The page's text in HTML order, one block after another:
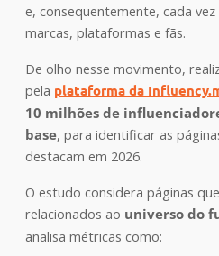
e, consequentemente, cada
marcas, plataformas e fãs.
De olho nesse movimento,
pela plataforma da
10 milhões de
base, para identificar as
destacam em 2026.
O estudo considera páginas
relacionados ao universo do
analisa métricas como: